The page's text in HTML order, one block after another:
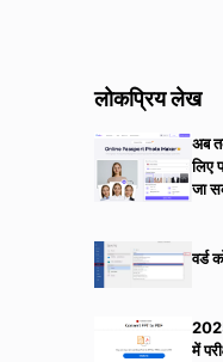
लोकप्रिय लेख
अब
लिए
जा
वर्ड
में